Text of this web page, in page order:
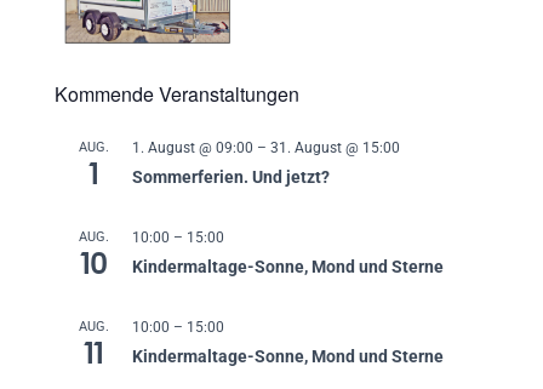
Kommende Veranstaltungen
AUG.
1
1. August @ 09:00 – 31. August @ 15:00
Sommerferien. Und jetzt?
AUG.
10
10:00 – 15:00
Kindermaltage-Sonne, Mond und Sterne
AUG.
11
10:00 – 15:00
Kindermaltage-Sonne, Mond und Sterne